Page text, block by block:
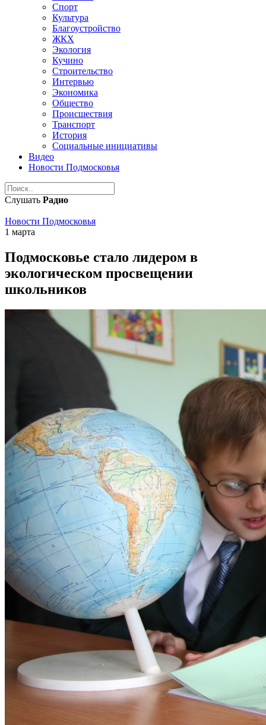
Спорт
Культура
Благоустройство
ЖКХ
Экология
Кучино
Строительство
Интервью
Экономика
Общество
Происшествия
Транспорт
История
Социальные инициативы
Видео
Новости Подмосковья
Слушать Радио
Новости Подмосковья
1 марта
Подмосковье стало лидером в
экологическом просвещении
школьников